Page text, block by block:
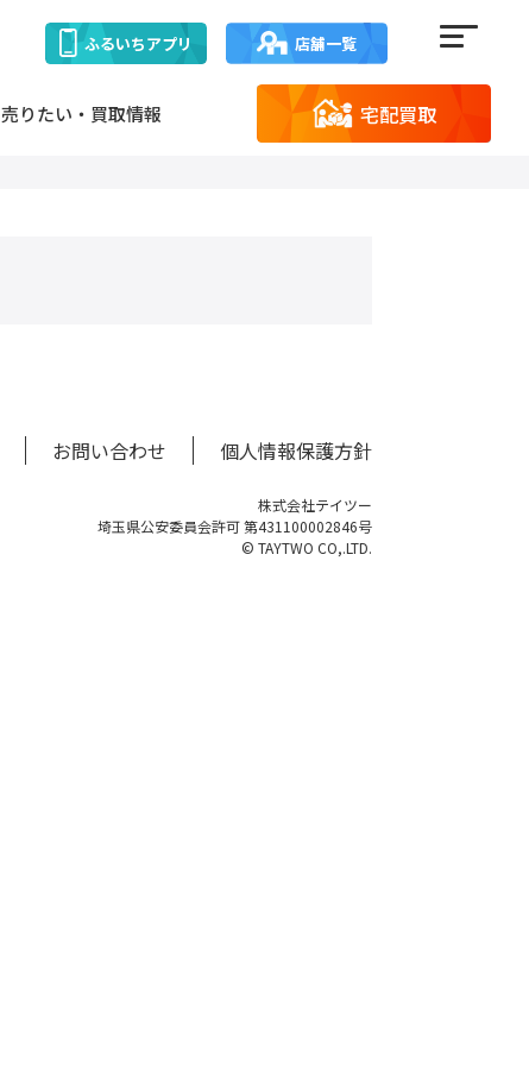
ふるいちアプリ 店舗一覧
売りたい・買取情報 宅配買取
お問い合わせ 個人情報保護方針
株式会社テイツー
埼玉県公安委員会許可 第431100002846号
© TAYTWO CO,.LTD.